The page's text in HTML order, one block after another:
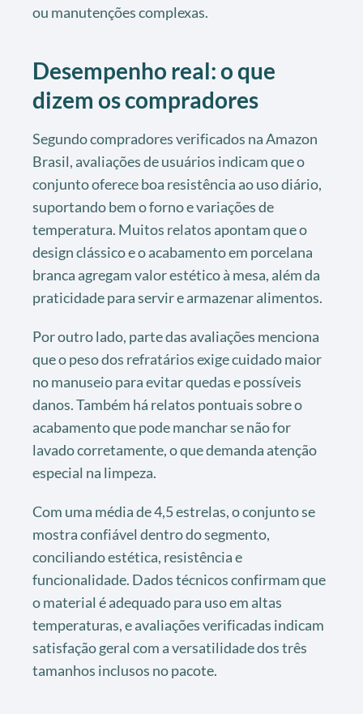
ou manutenções complexas.
Desempenho real: o que
dizem os compradores
Segundo compradores verificados na Amazon
Brasil, avaliações de usuários indicam que o
conjunto oferece boa resistência ao uso diário,
suportando bem o forno e variações de
temperatura. Muitos relatos apontam que o
design clássico e o acabamento em porcelana
branca agregam valor estético à mesa, além da
praticidade para servir e armazenar alimentos.
Por outro lado, parte das avaliações menciona
que o peso dos refratários exige cuidado maior
no manuseio para evitar quedas e possíveis
danos. Também há relatos pontuais sobre o
acabamento que pode manchar se não for
lavado corretamente, o que demanda atenção
especial na limpeza.
Com uma média de 4,5 estrelas, o conjunto se
mostra confiável dentro do segmento,
conciliando estética, resistência e
funcionalidade. Dados técnicos confirmam que
o material é adequado para uso em altas
temperaturas, e avaliações verificadas indicam
satisfação geral com a versatilidade dos três
tamanhos inclusos no pacote.